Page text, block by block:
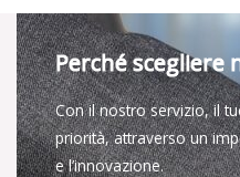
Perché scegliere
Con il nostro servizio, il
priorità, attraverso un
e l’innovazione.